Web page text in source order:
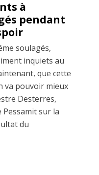
à
pendant
soulagés,
inquiets au
que cette
va pouvoir mieux
Desterres,
Pessamit sur la
du